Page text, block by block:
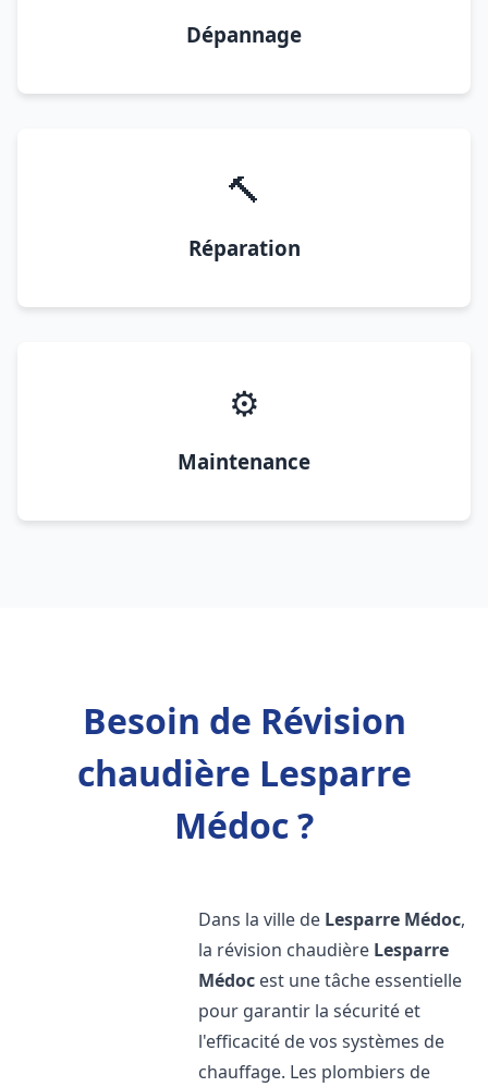
Dépannage
🔨
Réparation
⚙️
Maintenance
Besoin de Révision
chaudière Lesparre
Médoc ?
Dans la ville de Lesparre Médoc,
la révision chaudière Lesparre
Médoc est une tâche essentielle
pour garantir la sécurité et
l'efficacité de vos systèmes de
chauffage. Les plombiers de